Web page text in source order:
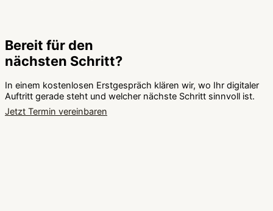
Bereit für den
nächsten Schritt?
In einem kostenlosen Erstgespräch klären wir, wo Ihr digitaler
Auftritt gerade steht und welcher nächste Schritt sinnvoll ist.
Jetzt Termin vereinbaren